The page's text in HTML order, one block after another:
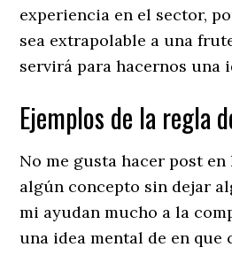
experiencia en el sector,
sea extrapolable a una
servirá para hacernos una
Ejemplos de la regla
No me gusta hacer post
algún concepto sin dejar
mi ayudan mucho a la
una idea mental de en que